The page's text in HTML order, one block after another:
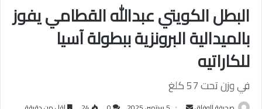
البطل الكويتي عبدالله القطامي يفوز
بالميدالية البرونزية ببطولة آسيا
للكاراتيه
في وزن تحت 57 كلغ